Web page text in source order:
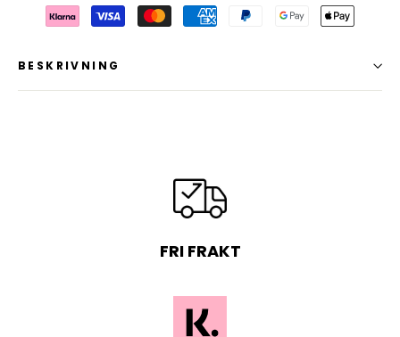
BESKRIVNING
FRI FRAKT